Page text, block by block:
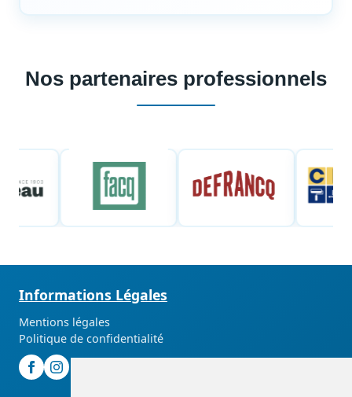
Nos partenaires professionnels
Informations Légales
Mentions légales
Politique de confidentialité